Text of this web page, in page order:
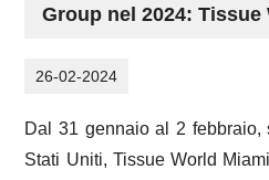
Group nel 2024: Tissue
26-02-2024
Dal 31 gennaio al 2
Stati Uniti, Tissue World